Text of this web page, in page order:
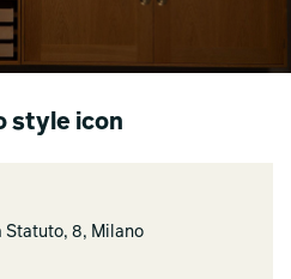
style icon
Statuto, 8, Milano